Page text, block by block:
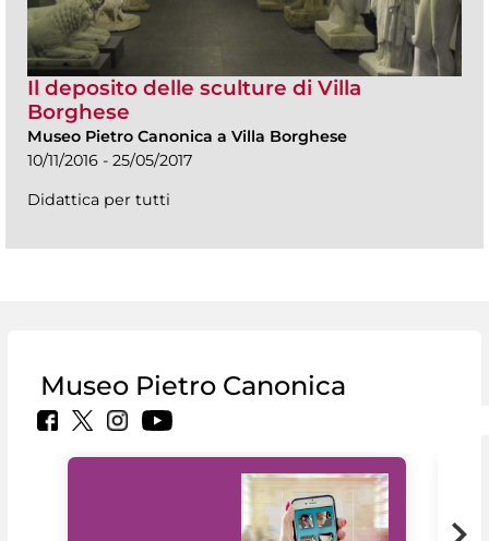
Il deposito delle sculture di Villa
Borghese
Museo Pietro Canonica a Villa Borghese
10/11/2016 - 25/05/2017
Didattica per tutti
Museo Pietro Canonica